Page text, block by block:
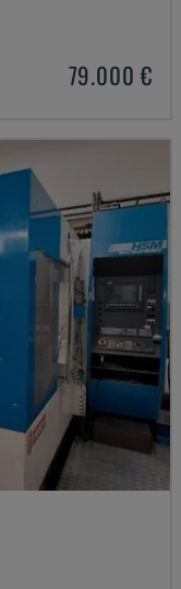
79.000 €